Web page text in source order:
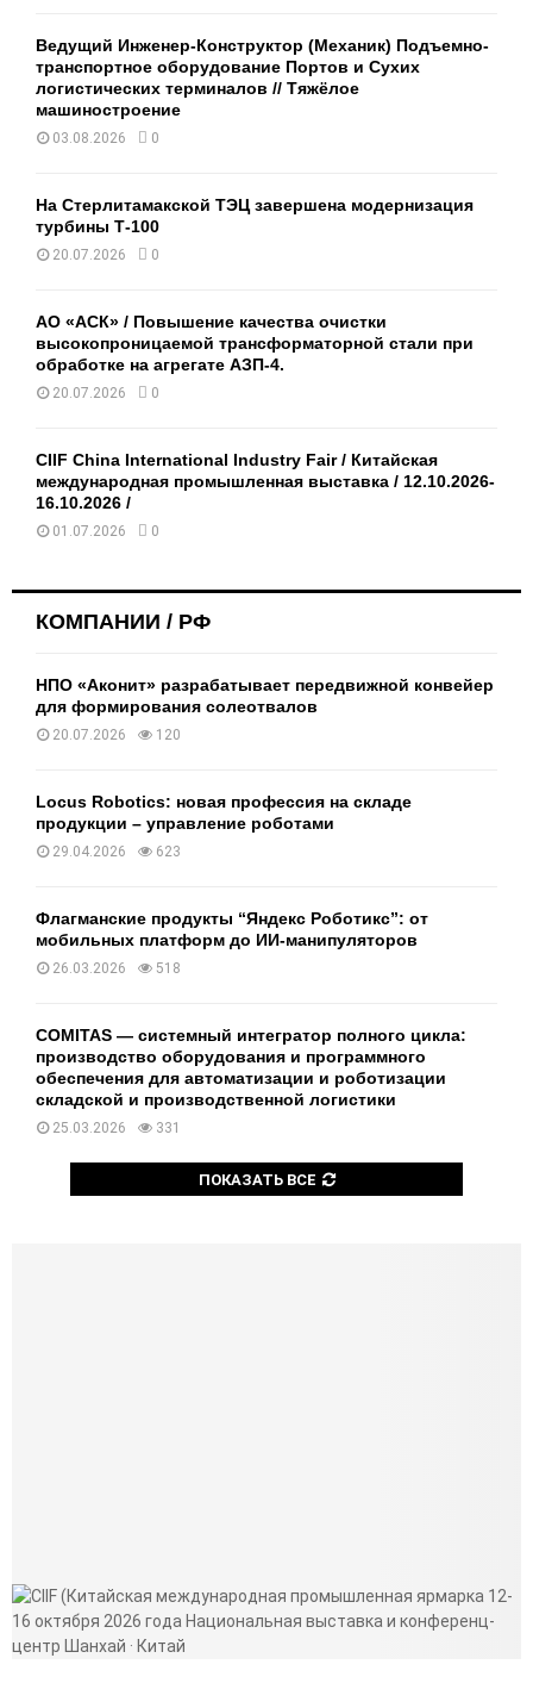
Ведущий Инженер-Конструктор (Механик) Подъемно-
транспортное оборудование Портов и Сухих
логистических терминалов // Тяжёлое
машиностроение
03.08.2026 0
На Стерлитамакской ТЭЦ завершена модернизация
турбины Т-100
20.07.2026 0
АО «АСК» / Повышение качества очистки
высокопроницаемой трансформаторной стали при
обработке на агрегате АЗП-4.
20.07.2026 0
CIIF China International Industry Fair / Китайская
международная промышленная выставка / 12.10.2026-
16.10.2026 /
01.07.2026 0
КОМПАНИИ / РФ
НПО «Аконит» разрабатывает передвижной конвейер
для формирования солеотвалов
20.07.2026 120
Locus Robotics: новая профессия на складе
продукции – управление роботами
29.04.2026 623
Флагманские продукты “Яндекс Роботикс”: от
мобильных платформ до ИИ-манипуляторов
26.03.2026 518
COMITAS — системный интегратор полного цикла:
производство оборудования и программного
обеспечения для автоматизации и роботизации
складской и производственной логистики
25.03.2026 331
ПОКАЗАТЬ ВСЕ